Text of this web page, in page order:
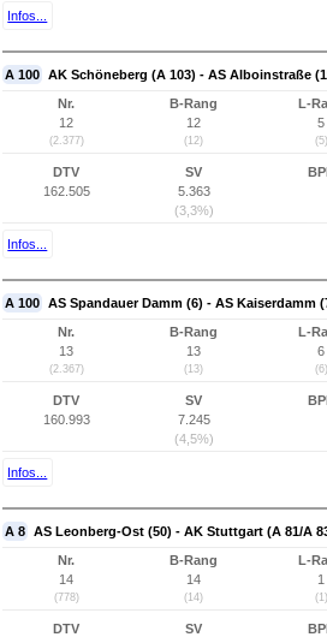
Infos...
A 100 AK Schöneberg (A 103) - AS Alboinstraße
Nr.
12
(2.377)
B-Rang
12
(12)
L-
5
(5)
DTV
162.505
SV
5.363
(3,3%)
Infos...
A 100 AS Spandauer Damm (6) - AS Kaiserdamm
Nr.
13
(2.367)
B-Rang
13
(13)
L-
6
(6)
DTV
160.993
SV
7.245
(4,5%)
Infos...
A 8 AS Leonberg-Ost (50) - AK Stuttgart (A 81/A
Nr.
14
(778)
B-Rang
14
(14)
L-
1
(1)
DTV
SV